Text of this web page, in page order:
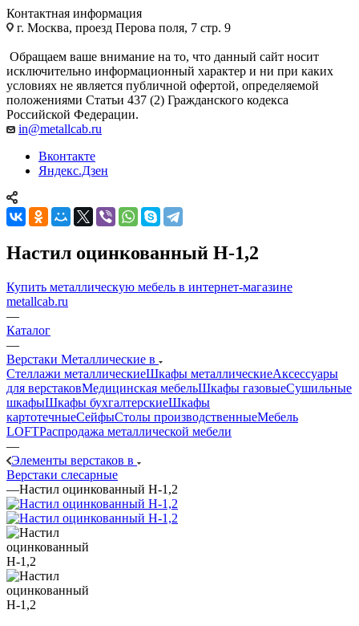
Контактная информация
г. Москва, проезд Перова поля, 7 стр. 9
Обращаем ваше внимание на то, что данный сайт носит
исключительно информационный характер и ни при каких
условиях не является публичной офертой, определяемой
положениями Статьи 437 (2) Гражданского кодекса
Российской Федерации.
in@metallcab.ru
Вконтакте
Яндекс.Дзен
Настил оцинкованный Н-1,2
Купить металлическую мебель в интернет-магазине
metallcab.ru
—
Каталог
—
Верстаки Металлические в
Стеллажи металлическиеШкафы металлическиеАксессуары
для верстаковМедицинская мебельШкафы газовыеСушильные
шкафыШкафы бухгалтерскиеШкафы
картотечныеСейфыСтолы производственныеМебель
LOFTРаспродажа металлической мебели
—
Элементы верстаков в
Верстаки слесарные
—Настил оцинкованный Н-1,2